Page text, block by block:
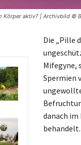
Körper aktiv? | Archivbild ©
Die „Pille
Mifegyne,
Spermien
danach
behandelt.